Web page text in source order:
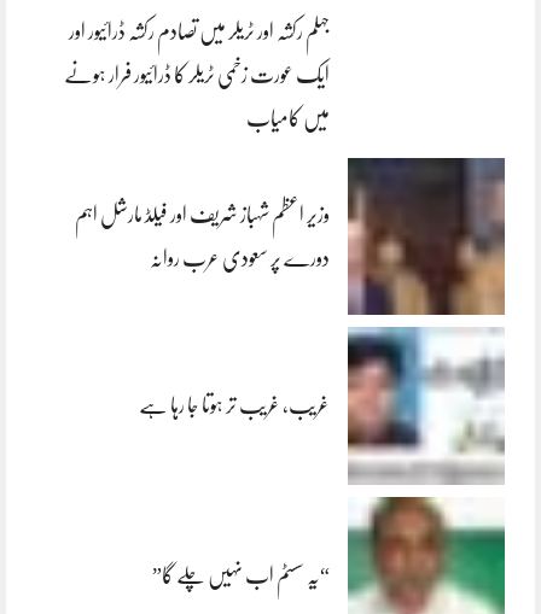
جہلم رکشہ اور ٹریلر میں تصادم رکشہ ڈرائیور اور
ایک عورت زخمی ٹریلر کا ڈرائیور فرار ہونے
میں کامیاب
وزیر اعظم شہباز شریف اور فیلڈ مارشل اہم
دورے پر سعودی عرب روانہ
غریب، غریب تر ہوتا جا رہا ہے
“یہ سسٹم اب نہیں چلے گا”